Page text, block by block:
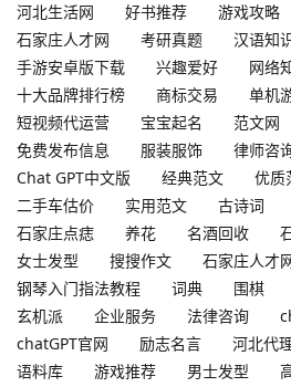
河北生活网
好书推荐 游戏攻略
石家庄人才网
考研真题 汉语知
手游安卓版下载
兴趣爱好
网络
十大品牌排行榜
商标交易
单机
短视频代运营
宝宝起名 范文网
免费发布信息
服装服饰 律师咨
Chat GPT中文版
经典范文 优质
二手车估价
实用范文 古诗词
石家庄点痣
养花 名酒回收
女士发型
搜搜作文
石家庄人才
钢琴入门指法教程
词典 围棋
玄机派
企业服务 法律咨询
chatGPT官网
励志名言 河北代
语料库
游戏推荐 男士发型